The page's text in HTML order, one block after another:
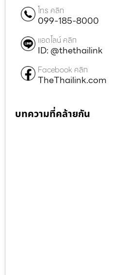
โทร คลิก
099-185-8000
แอดไลน์ คลิก
ID: @thethailink
Facebook คลิก
TheThailink.com
บทความที่คล้ายกัน